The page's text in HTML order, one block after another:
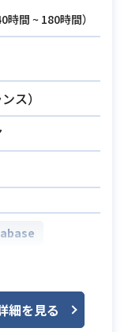
ペレーション
せ/トラブルシ
対応
い出し（DWH/
ECS/
てのマニュア
ジョブ監視対
などのデータ
時間 ~ 180時間）
ス）
AWS S3
細を見る